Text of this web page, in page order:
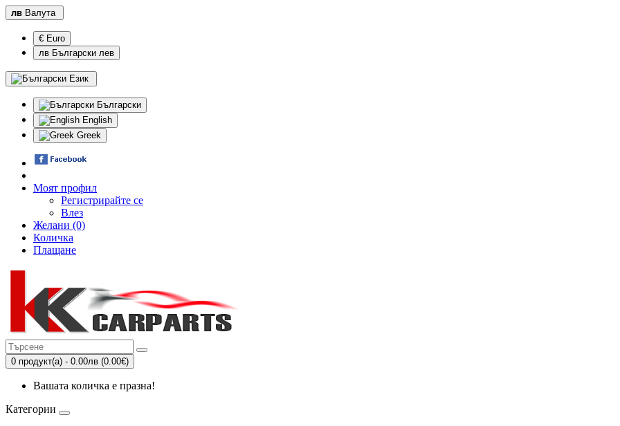
лв Валута
€ Euro
лв Български лев
Език
Български
English
Greek
Моят профил
Регистрирайте се
Влез
Желани (0)
Количка
Плащане
0 продукт(а) - 0.00лв (0.00€)
Вашата количка е празна!
Категории